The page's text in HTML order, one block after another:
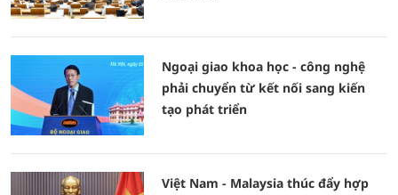
Ngoại giao khoa học - công nghệ
phải chuyển từ kết nối sang kiến
tạo phát triển
Việt Nam - Malaysia thúc đẩy hợp